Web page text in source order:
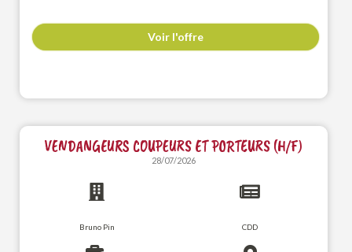
Voir l'offre
VENDANGEURS COUPEURS ET PORTEURS (H/F)
28/07/2026
Bruno Pin CDD